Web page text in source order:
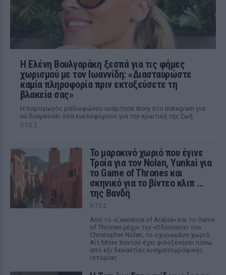
Η Ελένη Βουλγαράκη ξεσπά για τις φήμες
χωρισμού με τον Ιωαννίδη: «Διασταυρώστε
καμία πληροφορία πριν εκτοξεύσετε τη
βλακεία σας»
Η παραγωγός ραδιοφώνου ανάρτησε story στο Instagram για
να διαψεύσει όσα κυκλοφορούν για την ερωτική της ζωή
ΧΤΕΣ
Το μαροκινό χωριό που έγινε
Τροία για τον Nolan, Yunkai για
το Game of Thrones και
σκηνικό για το βίντεο κλιπ ...
της Βανδή
ΧΤΕΣ
Από το «Lawrence of Arabia» και το Game
of Thrones μέχρι την «Οδύσσεια» του
Christopher Nolan, το οχυρωμένο χωριό
Αΐτ Μπεν Χαντού έχει φιλοξενήσει πάνω
από έξι δεκαετίες κινηματογραφικής
ιστορίας